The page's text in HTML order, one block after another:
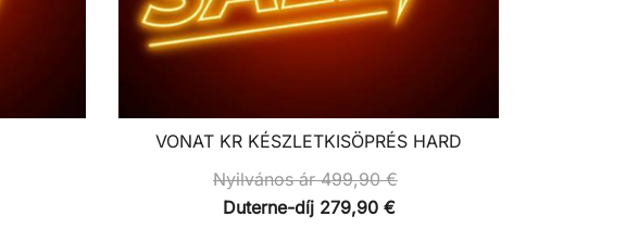
VONAT KR KÉSZLETKISÖPRÉS HARD
Nyilvános ár499,90€
Duterne-díj 279,90 €